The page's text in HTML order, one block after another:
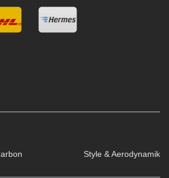
Style & Aerodynamik